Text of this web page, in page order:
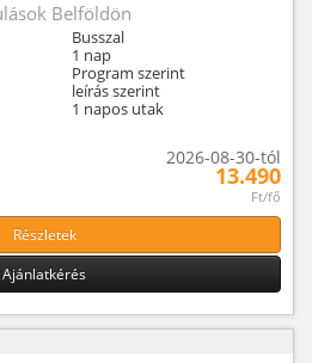
Belföldön
Busszal
1 nap
Program szerint
leírás szerint
1 napos utak
2026-08-30-tól
13.490
Ft/fő
Részletek
Ajánlatkérés